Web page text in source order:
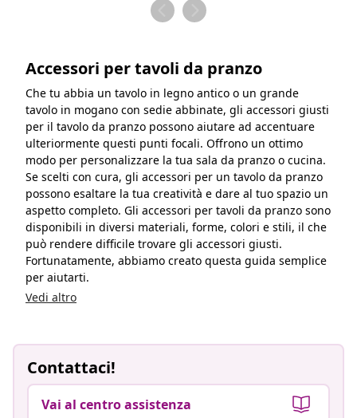
Accessori per tavoli da pranzo
Che tu abbia un tavolo in legno antico o un grande
tavolo in mogano con sedie abbinate, gli accessori giusti
per il tavolo da pranzo possono aiutare ad accentuare
ulteriormente questi punti focali. Offrono un ottimo
modo per personalizzare la tua sala da pranzo o cucina.
Se scelti con cura, gli accessori per un tavolo da pranzo
possono esaltare la tua creatività e dare al tuo spazio un
aspetto completo. Gli accessori per tavoli da pranzo sono
disponibili in diversi materiali, forme, colori e stili, il che
può rendere difficile trovare gli accessori giusti.
Fortunatamente, abbiamo creato questa guida semplice
per aiutarti.
Vedi altro
Contattaci!
Vai al centro assistenza